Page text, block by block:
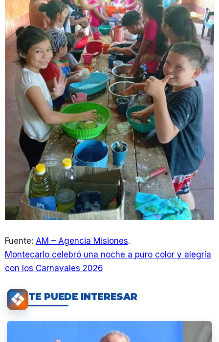
Fuente: AM – Agencia Misiones.
Montecarlo celebró una noche a puro color y alegría
con los Carnavales 2026
TE PUEDE INTERESAR